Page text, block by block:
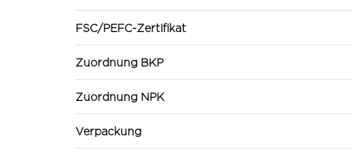
FSC/PEFC-Zertifikat
Zuordnung BKP
Zuordnung NPK
Verpackung